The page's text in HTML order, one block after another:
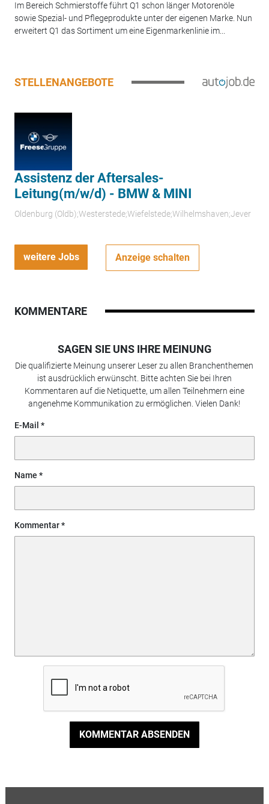
Im Bereich Schmierstoffe führt Q1 schon länger Motorenöle
sowie Spezial- und Pflegeprodukte unter der eigenen Marke. Nun
erweitert Q1 das Sortiment um eine Eigenmarkenlinie im...
STELLENANGEBOTE
Assistenz der Aftersales-
Leitung(m/w/d) - BMW & MINI
Oldenburg (Oldb);Westerstede;Wiefelstede;Wilhelmshaven;Jever
weitere Jobs Anzeige schalten
KOMMENTARE
SAGEN SIE UNS IHRE MEINUNG
Die qualifizierte Meinung unserer Leser zu allen Branchenthemen
ist ausdrücklich erwünscht. Bitte achten Sie bei Ihren
Kommentaren auf die Netiquette, um allen Teilnehmern eine
angenehme Kommunikation zu ermöglichen. Vielen Dank!
E-Mail
Name
Kommentar
KOMMENTAR ABSENDEN